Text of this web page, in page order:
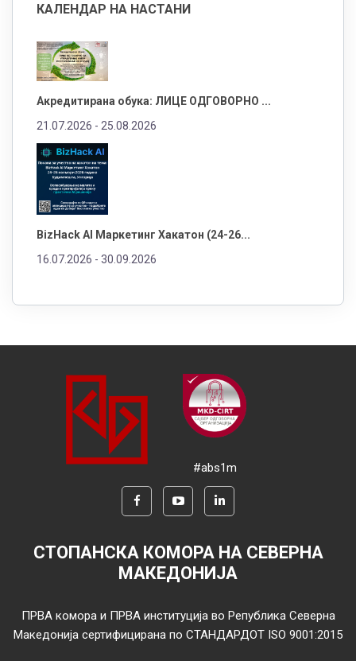
КАЛЕНДАР НА НАСТАНИ
Акредитирана обука: ЛИЦЕ ОДГОВОРНО ...
21.07.2026 - 25.08.2026
BizHack AI Маркетинг Хакатон (24-26...
16.07.2026 - 30.09.2026
#abs1m
СТОПАНСКА КОМОРА НА СЕВЕРНА
МАКЕДОНИЈА
ПРВА комора и ПРВА институција во Република Северна
Македонија сертифицирана по СТАНДАРДОТ ISO 9001:2015